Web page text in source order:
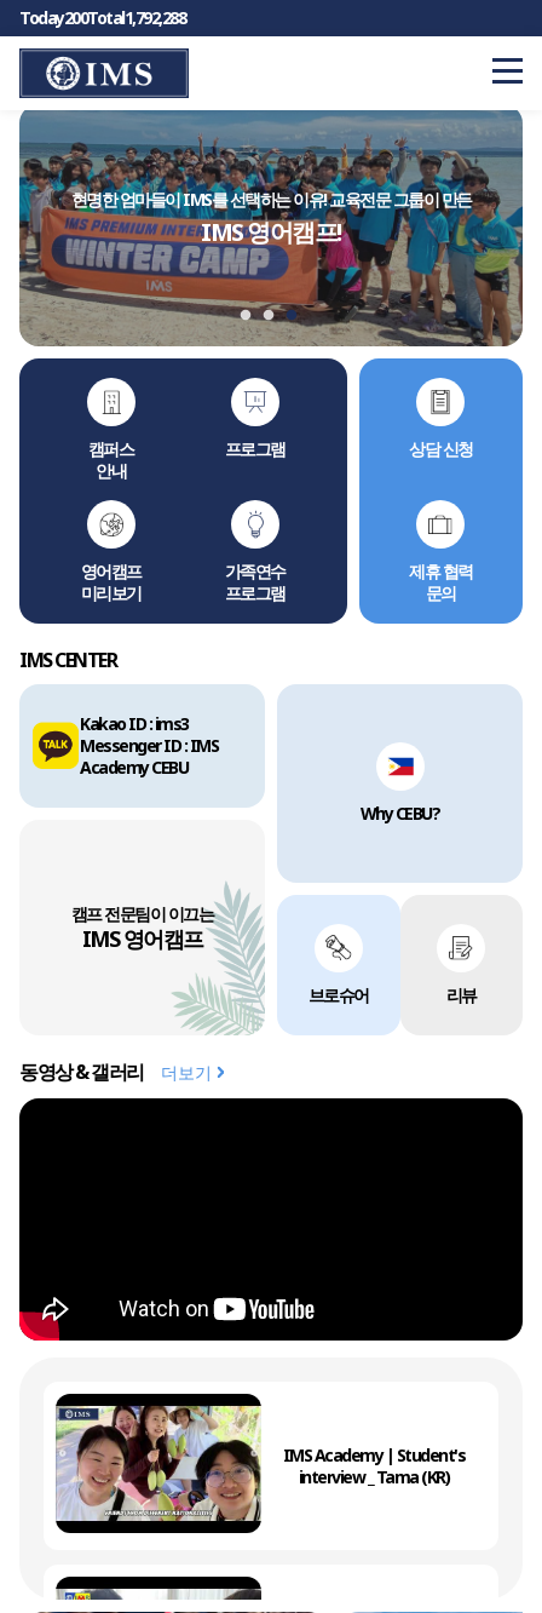
Today200Total1,792,288
현명한 엄마들이 IMS를 선택하는 이유! 교육전문 그룹이 만든
IMS 영어캠프!
캠퍼스
안내
프로그램
영어캠프
미리보기
가족연수
프로그램
상담 신청
제휴 협력
문의
IMS CENTER
Kakao ID : ims3
Messenger ID : IMS
Academy CEBU
Why CEBU?
캠프 전문팀이 이끄는
IMS 영어캠프
브로슈어 리뷰
동영상 & 갤러리 더보기
IMS Academy | Student's
interview _ Tama (KR)